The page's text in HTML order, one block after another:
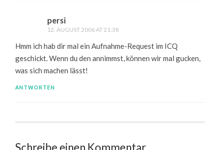
persi
12. AUGUST 2006 AT 21:38
Hmm ich hab dir mal ein Aufnahme-Request im ICQ
geschickt. Wenn du den annimmst, können wir mal gucken,
was sich machen lässt!
ANTWORTEN
Schreibe einen Kommentar